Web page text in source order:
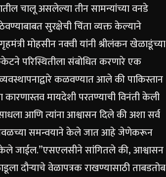
चालू असलेल्या तीन सामन्यांच्या वनडे
सुरक्षेची चिंता व्यक्त केल्याने
मोहसीन नक्वी यांनी श्रीलंकन ​​खेळाडूंच्या
परिस्थितीला संबोधित करणारे एक
कळवण्यात आले की पाकिस्तान
कारणास्तव मायदेशी परतण्याची विनंती केली
आणि त्यांना आश्वासन दिले की अशा सर्व
जवळच्या समन्वयाने केले जात आहे जेणेकरून
केले जाईल.”एसएलसीने सांगितले की, आश्वासन
दौऱ्याचे वेळापत्रक राखण्यासाठी ताबडतोब